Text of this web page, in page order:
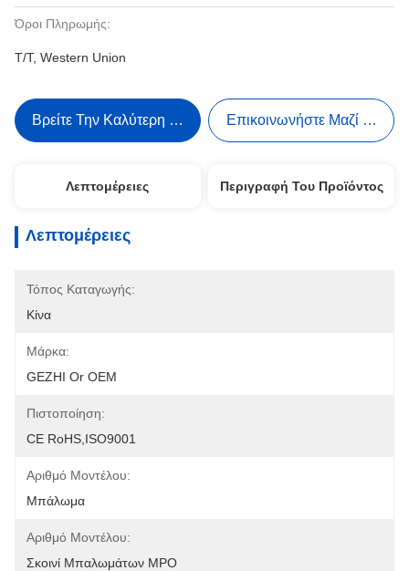
Όροι Πληρωμής:
T/T, Western Union
Βρείτε Την Καλύτερη Τιμή Επικοινωνήστε Μαζί Μας
Λεπτομέρειες Περιγραφή Του Προϊόντος
Λεπτομέρειες
Τόπος Καταγωγής:
Κίνα
Μάρκα:
GEZHI Or OEM
Πιστοποίηση:
CE RoHS,ISO9001
Αριθμό Μοντέλου:
Μπάλωμα
Αριθμό Μοντέλου:
Σκοινί Μπαλωμάτων MPO